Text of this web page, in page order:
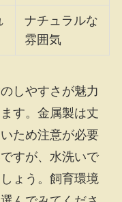
ナチュラルな
雰囲気
しやすさが魅力
す。金属製は丈
ため注意が必要
すが、水洗いで
ょう。飼育環境